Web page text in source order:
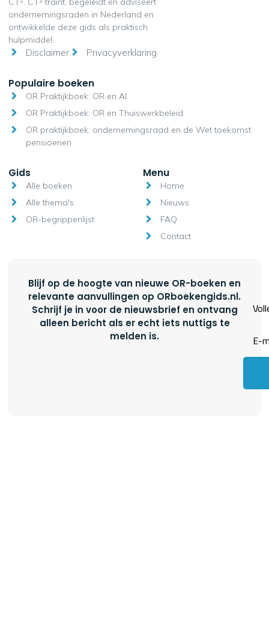
ondernemingsraden in Nederland en
ontwikkelde deze gids als praktisch
hulpmiddel.
Disclaimer Privacyverklaring
Populaire boeken
OR Praktijkboek: OR en AI
OR Praktijkboek: OR en Thuiswerkbeleid
OR praktijkboek: ondernemingsraad en de Wet toekomst
pensioenen
Gids
Alle boeken
Alle thema's
OR-begrippenlijst
Menu
Home
Nieuws
FAQ
Contact
Blijf op de hoogte van nieuwe OR-boeken en
relevante aanvullingen op ORboekengids.nl.
Schrijf je in voor de nieuwsbrief en ontvang
alleen bericht als er echt iets nuttigs te
melden is.